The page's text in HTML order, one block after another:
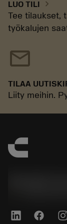
LUO TILI chevron_right
Tee tilaukset,
työkalujen
mail
TILAA
Liity meihin.